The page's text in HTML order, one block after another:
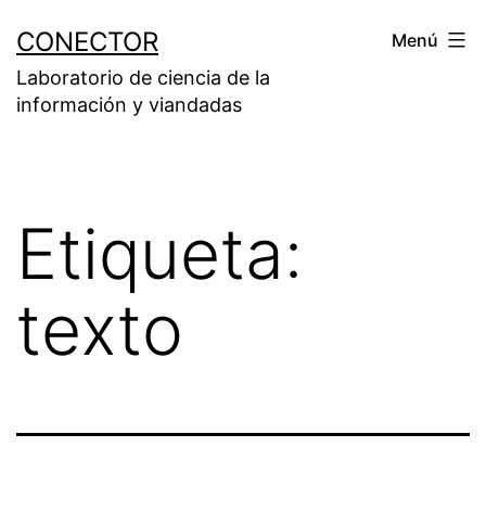
contenido
CONECTOR
Laboratorio de ciencia de la
información y viandadas
Menú
Etiqueta:
texto